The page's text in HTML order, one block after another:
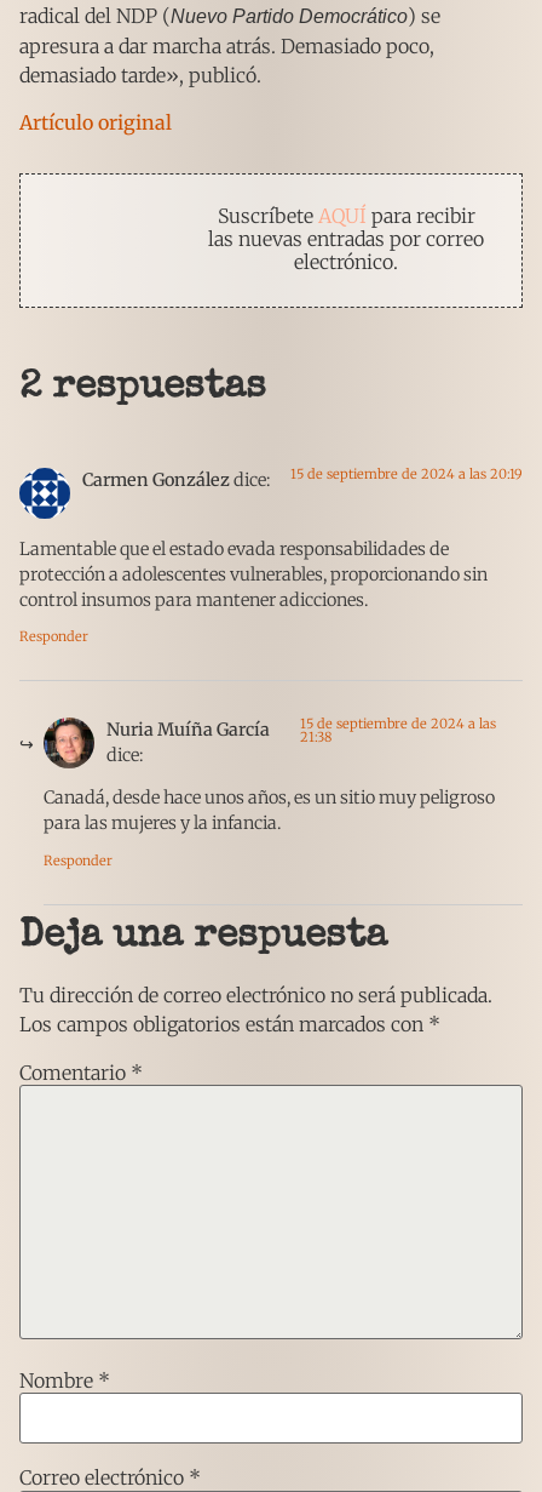
radical del NDP (Nuevo Partido Democrático) se
apresura a dar marcha atrás. Demasiado poco,
demasiado tarde», publicó.
Artículo original
Suscríbete AQUÍ para recibir
las nuevas entradas por correo
electrónico.
2 respuestas
Carmen Gonzálezdice: 15 de septiembre de 2024 a las 20:19
Lamentable que el estado evada responsabilidades de
protección a adolescentes vulnerables, proporcionando sin
control insumos para mantener adicciones.
Responder
Nuria Muíña García
dice:
15 de septiembre de 2024 a las
21:38
Canadá, desde hace unos años, es un sitio muy peligroso
para las mujeres y la infancia.
Responder
Deja una respuesta
Tu dirección de correo electrónico no será publicada.
Los campos obligatorios están marcados con *
Comentario *
Nombre *
Correo electrónico *